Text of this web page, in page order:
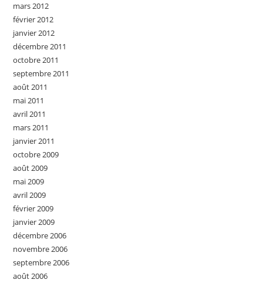
mars 2012
février 2012
janvier 2012
décembre 2011
octobre 2011
septembre 2011
août 2011
mai 2011
avril 2011
mars 2011
janvier 2011
octobre 2009
août 2009
mai 2009
avril 2009
février 2009
janvier 2009
décembre 2006
novembre 2006
septembre 2006
août 2006